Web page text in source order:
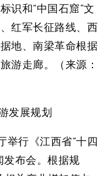
识和“中国石窟”文
红军长征路线、西
地、南梁革命根据
游走廊。（来源：
发展规划
举行《江西省“十四
发布会。根据规